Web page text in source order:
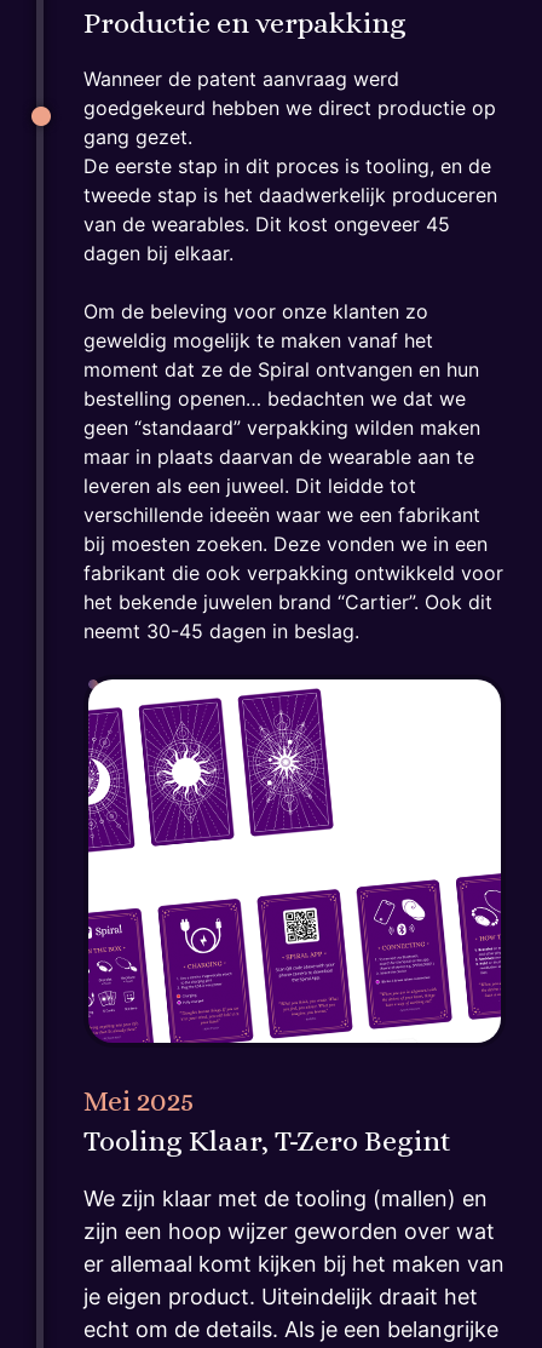
Productie en verpakking
Wanneer de patent aanvraag werd
goedgekeurd hebben we direct productie op
gang gezet.
De eerste stap in dit proces is tooling, en de
tweede stap is het daadwerkelijk produceren
van de wearables. Dit kost ongeveer 45
dagen bij elkaar.
Om de beleving voor onze klanten zo
geweldig mogelijk te maken vanaf het
moment dat ze de Spiral ontvangen en hun
bestelling openen… bedachten we dat we
geen “standaard” verpakking wilden maken
maar in plaats daarvan de wearable aan te
leveren als een juweel. Dit leidde tot
verschillende ideeën waar we een fabrikant
bij moesten zoeken. Deze vonden we in een
fabrikant die ook verpakking ontwikkeld voor
het bekende juwelen brand “Cartier”. Ook dit
neemt 30-45 dagen in beslag.
Mei 2025
Tooling Klaar, T-Zero Begint
We zijn klaar met de tooling (mallen) en
zijn een hoop wijzer geworden over wat
er allemaal komt kijken bij het maken van
je eigen product. Uiteindelijk draait het
echt om de details. Als je een belangrijke